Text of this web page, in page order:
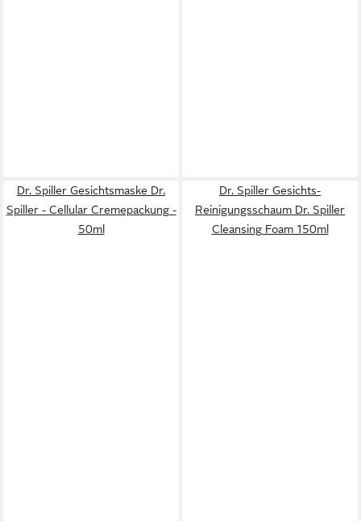
Dr. Spiller Gesichtsmaske Dr.
Spiller - Cellular Cremepackung -
50ml
Dr. Spiller Gesichts-
Reinigungsschaum Dr. Spiller
Cleansing Foam 150ml